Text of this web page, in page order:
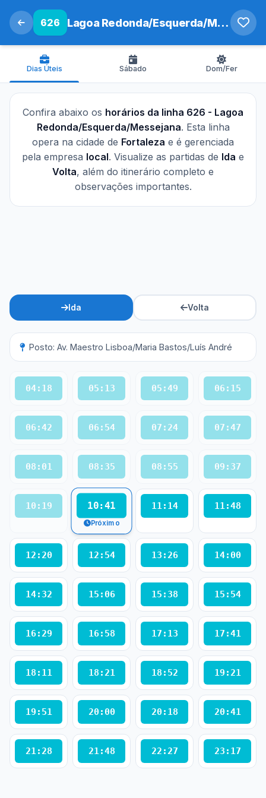
626 Lagoa Redonda/Esquerda/Messejana
Dias Úteis Sábado Dom/Fer
Confira abaixo os horários da linha 626 - Lagoa
Redonda/Esquerda/Messejana. Esta linha
opera na cidade de Fortaleza e é gerenciada
pela empresa local. Visualize as partidas de Ida e
Volta, além do itinerário completo e
observações importantes.
Ida Volta
Posto: Av. Maestro Lisboa/Maria Bastos/Luís André
04:18 05:13 05:49 06:15
06:42 06:54 07:24 07:47
08:01 08:35 08:55 09:37
10:19 10:41
Próximo
11:14 11:48
12:20 12:54 13:26 14:00
14:32 15:06 15:38 15:54
16:29 16:58 17:13 17:41
18:11 18:21 18:52 19:21
19:51 20:00 20:18 20:41
21:28 21:48 22:27 23:17